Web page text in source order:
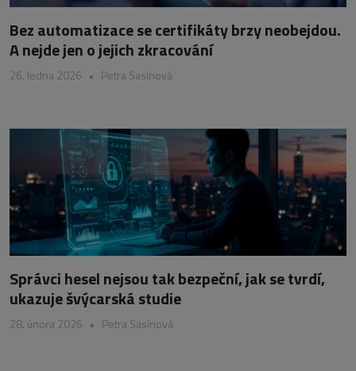
Bez automatizace se certifikáty brzy neobejdou.
A nejde jen o jejich zkracování
26. ledna 2026 • Petra Sasínová
Správci hesel nejsou tak bezpeční, jak se tvrdí,
ukazuje švýcarská studie
28. února 2026 • Petra Sasínová